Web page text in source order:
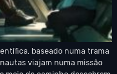
baseado numa trama
viajam numa missão